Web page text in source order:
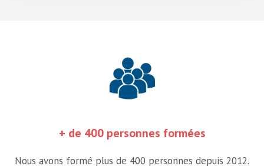
+ de 400 personnes formées
Nous avons formé plus de 400 personnes depuis 2012.